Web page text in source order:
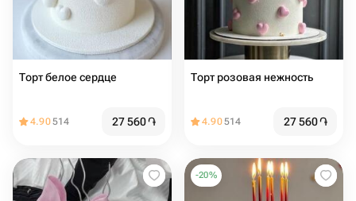
Торт белое сердце
4.90514 27 560֏
Торт розовая нежность
4.90514 27 560֏
-20%